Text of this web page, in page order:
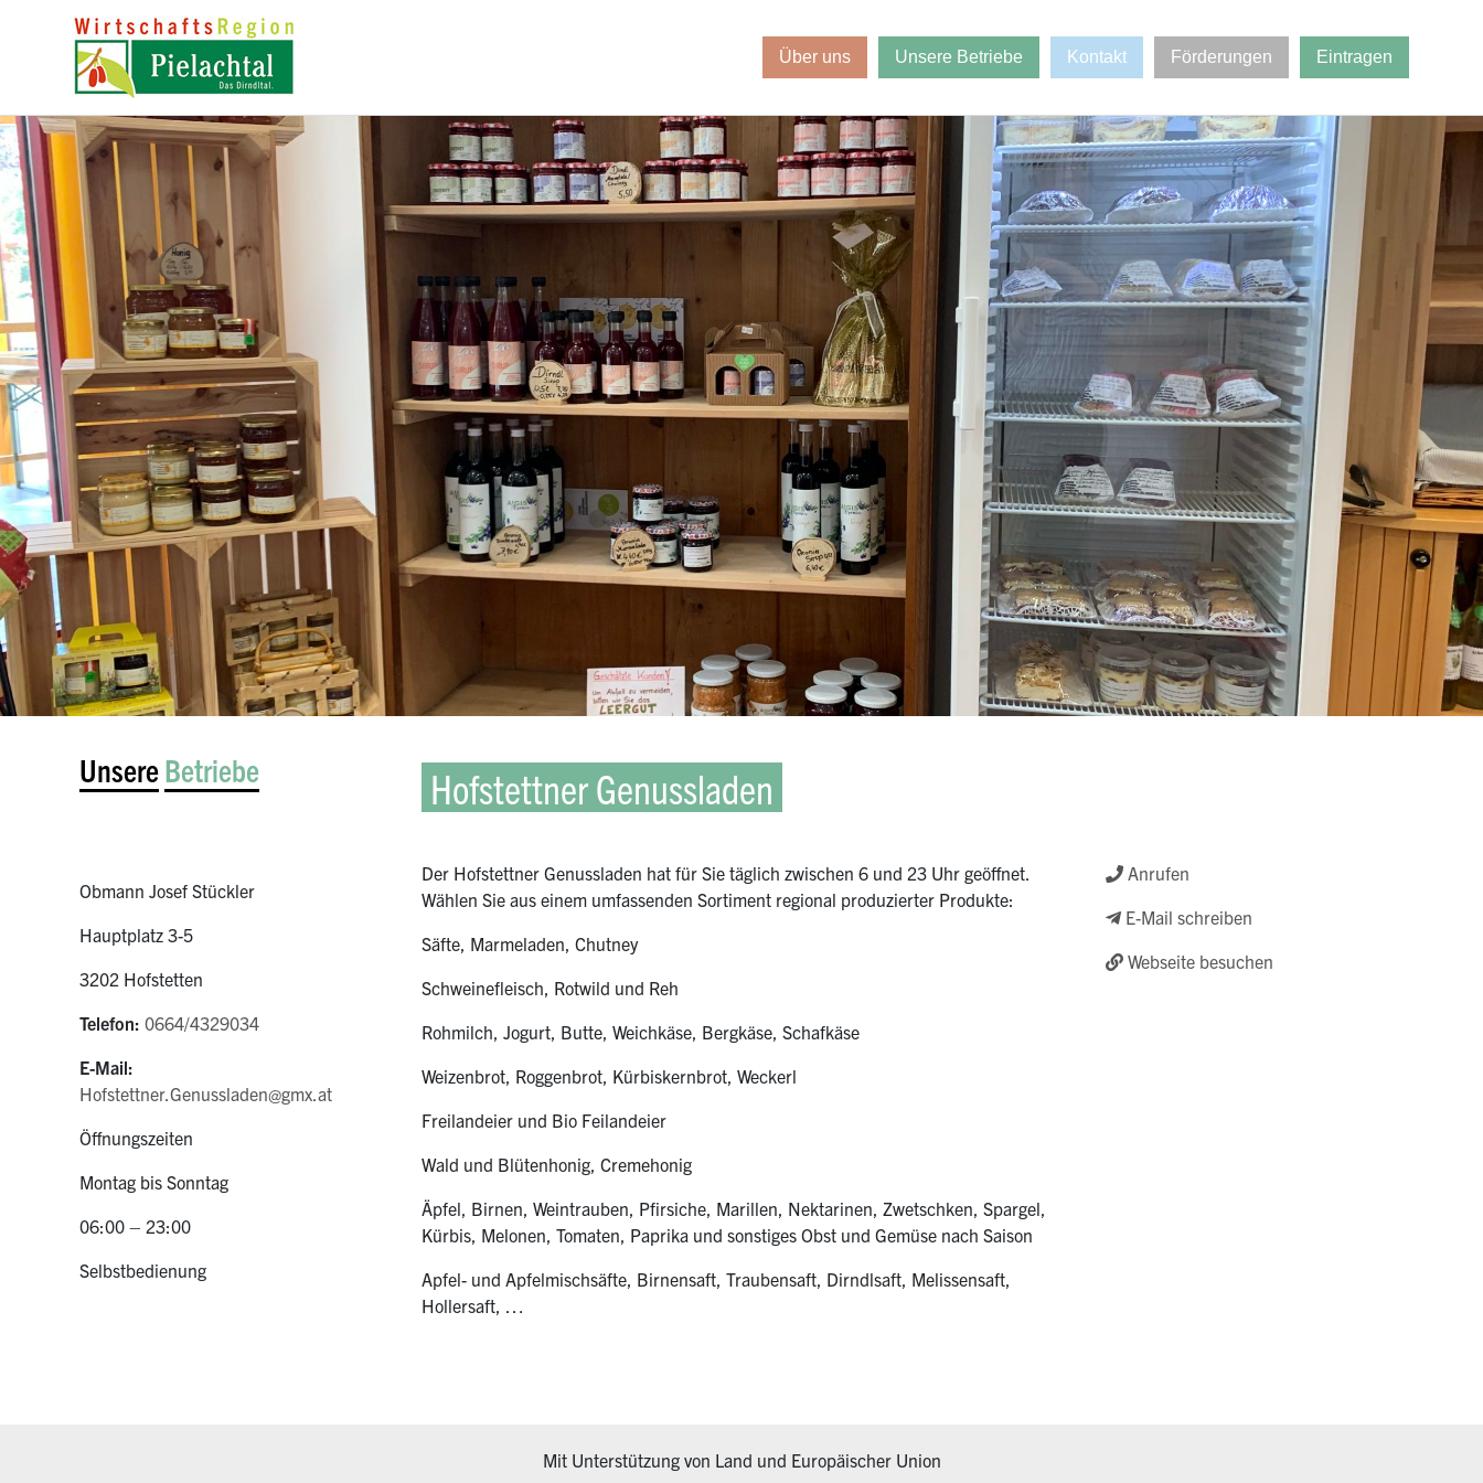
Über uns Unsere Betriebe Kontakt Förderungen Eintragen
UnsereBetriebe Hofstettner Genussladen
Obmann Josef Stückler
Hauptplatz 3-5
3202 Hofstetten
Telefon: 0664/4329034
E-Mail:
Hofstettner.Genussladen@gmx.at
Öffnungszeiten
Montag bis Sonntag
06:00 – 23:00
Selbstbedienung
Der Hofstettner Genussladen hat für Sie täglich zwischen 6 und 23 Uhr geöffnet.
Wählen Sie aus einem umfassenden Sortiment regional produzierter Produkte:
Säfte, Marmeladen, Chutney
Schweinefleisch, Rotwild und Reh
Rohmilch, Jogurt, Butte, Weichkäse, Bergkäse, Schafkäse
Weizenbrot, Roggenbrot, Kürbiskernbrot, Weckerl
Freilandeier und Bio Feilandeier
Wald und Blütenhonig, Cremehonig
Äpfel, Birnen, Weintrauben, Pfirsiche, Marillen, Nektarinen, Zwetschken, Spargel,
Kürbis, Melonen, Tomaten, Paprika und sonstiges Obst und Gemüse nach Saison
Apfel- und Apfelmischsäfte, Birnensaft, Traubensaft, Dirndlsaft, Melissensaft,
Hollersaft, …
Anrufen
E-Mail schreiben
Webseite besuchen
Mit Unterstützung von Land und Europäischer Union